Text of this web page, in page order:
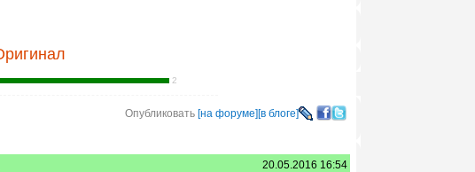
2
[в блоге]
[на форуме]
Опубликовать
20.05.2016 16:54